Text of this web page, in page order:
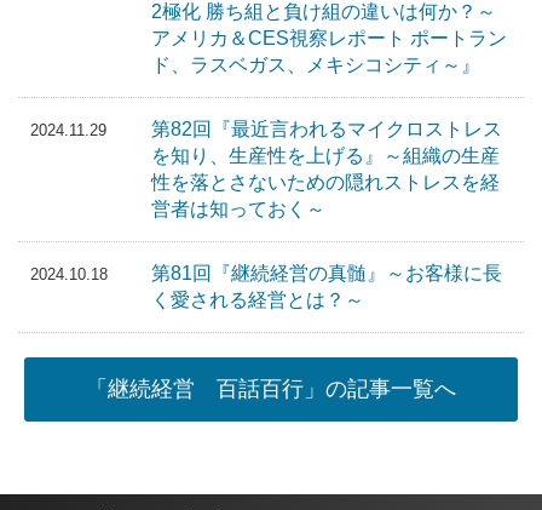
2極化 勝ち組と負け組の違いは何か？～
アメリカ＆CES視察レポート ポートラン
ド、ラスベガス、メキシコシティ～』
2024.11.29
第82回『最近言われるマイクロストレス
を知り、生産性を上げる』～組織の生産
性を落とさないための隠れストレスを経
営者は知っておく～
2024.10.18
第81回『継続経営の真髄』～お客様に長
く愛される経営とは？～
「継続経営 百話百行」の記事一覧へ